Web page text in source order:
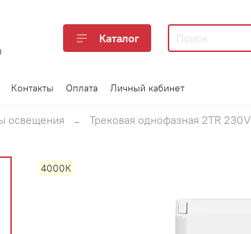
Каталог
Контакты Оплата Личный кабинет
освещения Трековая однофазная 2TR 230V
4000К